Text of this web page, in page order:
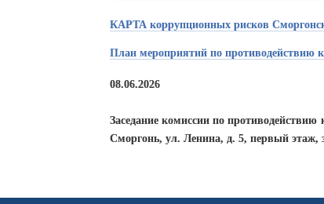
КАРТА коррупционных рисков
План мероприятий по противодействию
08.06.2026
Заседание комиссии по противодействию
Сморгонь, ул. Ленина, д. 5, первый этаж,